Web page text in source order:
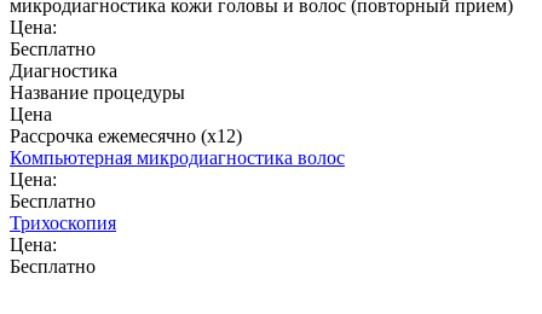
микродиагностика кожи головы и волос (повторный прием)
Цена:
Бесплатно
Диагностика
Название процедуры
Цена
Рассрочка ежемесячно (x12)
Компьютерная микродиагностика волос
Цена:
Бесплатно
Трихоскопия
Цена:
Бесплатно